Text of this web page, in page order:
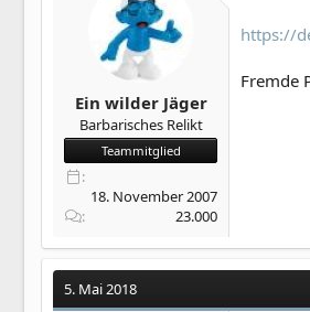
Ein wilder Jäger
Barbarisches Relikt
Teammitglied
18. November 2007
23.000
https://
Fremde
5. Mai 2018